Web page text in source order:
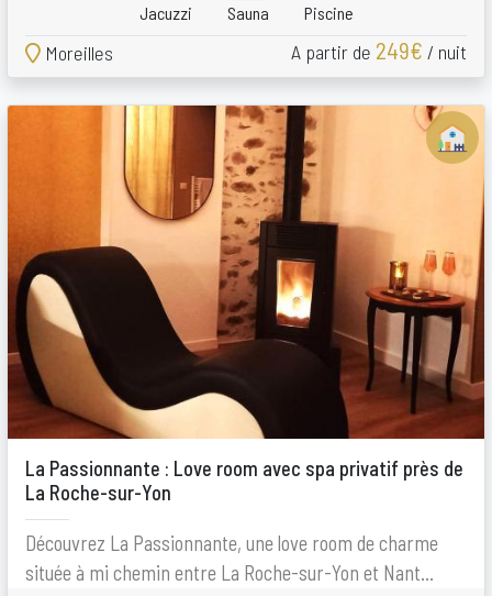
Jacuzzi Sauna Piscine
Moreilles A partir de 249€ / nuit
La Passionnante : Love room avec spa privatif près de
La Roche-sur-Yon
Découvrez La Passionnante, une love room de charme
située à mi chemin entre La Roche-sur-Yon et Nant...